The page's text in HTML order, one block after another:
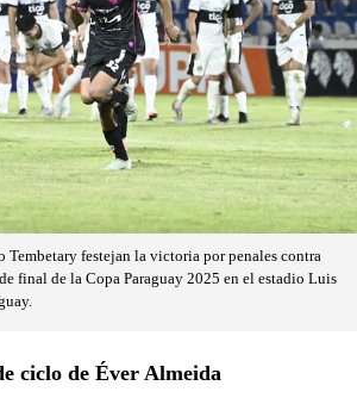
Tembetary festejan la victoria por penales contra
final de la Copa Paraguay 2025 en el estadio Luis
ciclo de Éver Almeida